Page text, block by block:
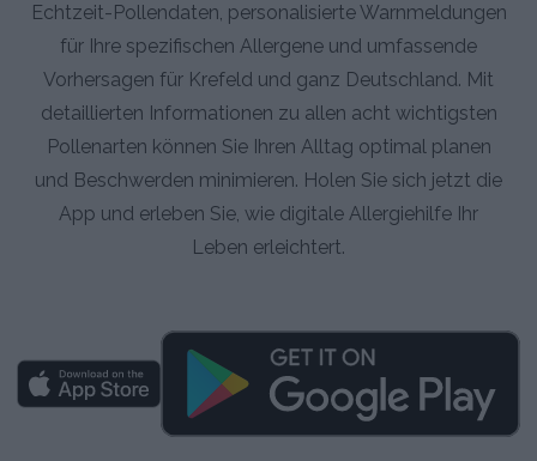
Echtzeit-Pollendaten, personalisierte Warnmeldungen
für Ihre spezifischen Allergene und umfassende
Vorhersagen für Krefeld und ganz Deutschland. Mit
detaillierten Informationen zu allen acht wichtigsten
Pollenarten können Sie Ihren Alltag optimal planen
und Beschwerden minimieren. Holen Sie sich jetzt die
App und erleben Sie, wie digitale Allergiehilfe Ihr
Leben erleichtert.